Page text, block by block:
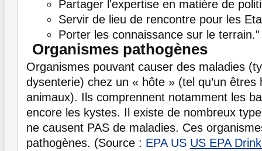
Partager l'expertise en matière de
Servir de lieu de rencontre pour les
Porter les connaissance sur le terrain."
Organismes pathogènes
Organismes pouvant causer des maladies
dysenterie) chez un « hôte » (tel qu’un êtres
animaux). Ils comprennent notamment les
encore les kystes. Il existe de nombreux
ne causent PAS de maladies. Ces
pathogènes. (Source : EPA US US EPA